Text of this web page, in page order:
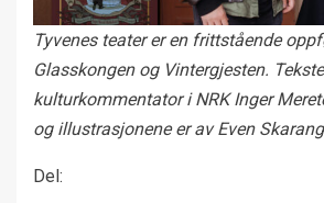
Tyvenes teater er en frittstående
Glasskongen og Vintergjesten.
kulturkommentator i NRK Inger
og illustrasjonene er av Even
Del: